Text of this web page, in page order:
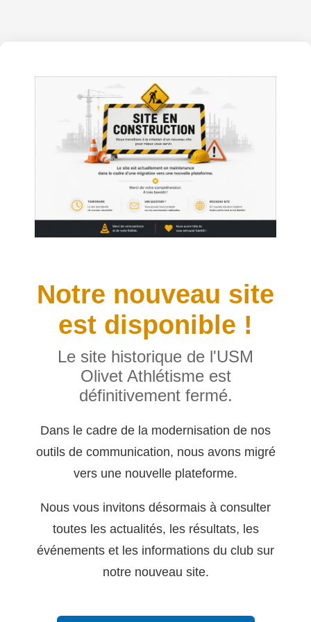
Notre nouveau site
est disponible !
Le site historique de l'USM
Olivet Athlétisme est
définitivement fermé.
Dans le cadre de la modernisation de nos
outils de communication, nous avons migré
vers une nouvelle plateforme.
Nous vous invitons désormais à consulter
toutes les actualités, les résultats, les
événements et les informations du club sur
notre nouveau site.